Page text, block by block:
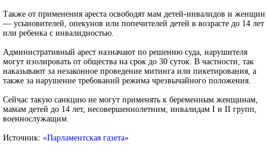
Также от применения ареста освободят мам детей-инвалидов и женщин
— усыновителей, опекунов или попечителей детей в возрасте до 14 лет
или ребенка с инвалидностью.
Административный арест назначают по решению суда, нарушителя
могут изолировать от общества на срок до 30 суток. В частности, так
наказывают за незаконное проведение митинга или пикетирования, а
также за нарушение требований режима чрезвычайного положения.
Сейчас такую санкцию не могут применять к беременным женщинам,
мамам детей до 14 лет, несовершеннолетним, инвалидам I и II групп,
военнослужащим.
Источник: «Парламентская газета»